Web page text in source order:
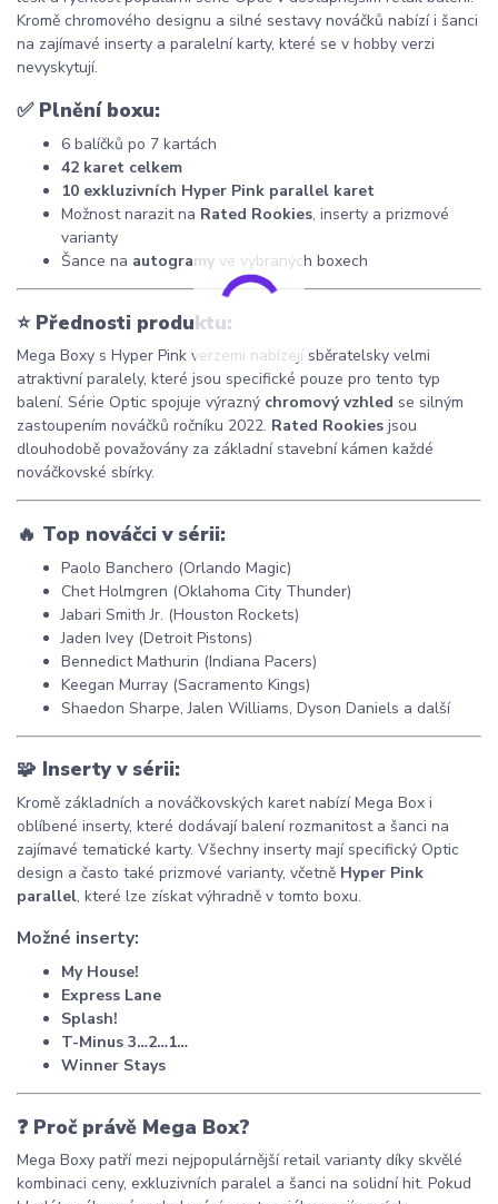
Kromě chromového designu a silné sestavy nováčků nabízí i šanci
na zajímavé inserty a paralelní karty, které se v hobby verzi
nevyskytují.
✅ Plnění boxu:
6 balíčků po 7 kartách
42 karet celkem
10 exkluzivních Hyper Pink parallel karet
Možnost narazit na Rated Rookies, inserty a prizmové
varianty
Šance na autogramy ve vybraných boxech
⭐ Přednosti produktu:
Mega Boxy s Hyper Pink verzemi nabízejí sběratelsky velmi
atraktivní paralely, které jsou specifické pouze pro tento typ
balení. Série Optic spojuje výrazný chromový vzhled se silným
zastoupením nováčků ročníku 2022. Rated Rookies jsou
dlouhodobě považovány za základní stavební kámen každé
nováčkovské sbírky.
🔥 Top nováčci v sérii:
Paolo Banchero (Orlando Magic)
Chet Holmgren (Oklahoma City Thunder)
Jabari Smith Jr. (Houston Rockets)
Jaden Ivey (Detroit Pistons)
Bennedict Mathurin (Indiana Pacers)
Keegan Murray (Sacramento Kings)
Shaedon Sharpe, Jalen Williams, Dyson Daniels a další
🧩 Inserty v sérii:
Kromě základních a nováčkovských karet nabízí Mega Box i
oblíbené inserty, které dodávají balení rozmanitost a šanci na
zajímavé tematické karty. Všechny inserty mají specifický Optic
design a často také prizmové varianty, včetně Hyper Pink
parallel, které lze získat výhradně v tomto boxu.
Možné inserty:
My House!
Express Lane
Splash!
T-Minus 3…2…1…
Winner Stays
❓ Proč právě Mega Box?
Mega Boxy patří mezi nejpopulárnější retail varianty díky skvělé
kombinaci ceny, exkluzivních paralel a šanci na solidní hit. Pokud